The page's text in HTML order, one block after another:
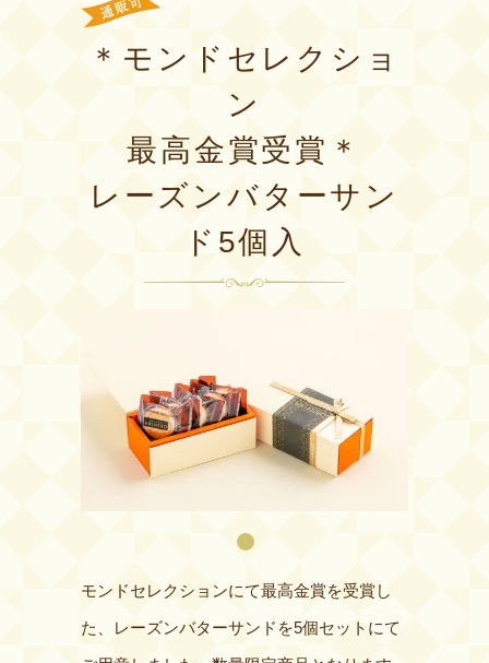
＊モンドセレクショ
ン
最高金賞受賞＊
レーズンバターサン
ド5個入
モンドセレクションにて最高金賞を受賞し
た、レーズンバターサンドを5個セットにて